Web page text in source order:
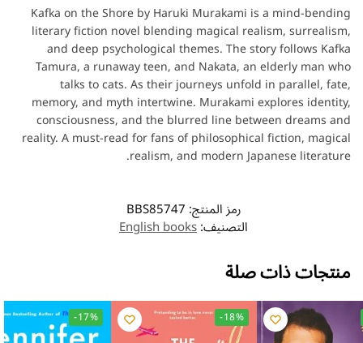
Kafka on the Shore by Haruki Murakami is a mind-bending
literary fiction novel blending magical realism, surrealism,
and deep psychological themes. The story follows Kafka
Tamura, a runaway teen, and Nakata, an elderly man who
talks to cats. As their journeys unfold in parallel, fate,
memory, and myth intertwine. Murakami explores identity,
consciousness, and the blurred line between dreams and
reality. A must-read for fans of philosophical fiction, magical
realism, and modern Japanese literature.
رمز المنتج:BBS85747
التصنيف:English books
منتجات ذات صلة
-18%
-17%